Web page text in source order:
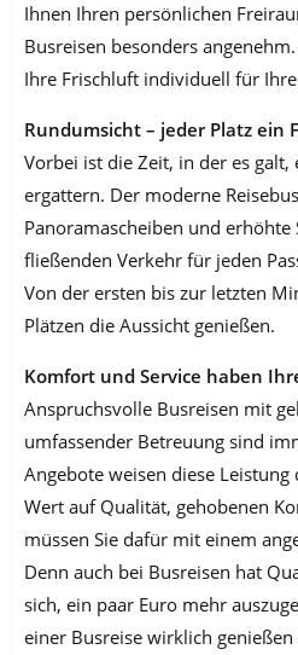
Ihnen Ihren persönlichen
Busreisen besonders
Ihre Frischluft individuell für
Rundumsicht – jeder Platz ein
Vorbei ist die Zeit, in der es galt,
ergattern. Der moderne
Panoramascheiben und
fließenden Verkehr für jeden
Von der ersten bis zur letzten
Plätzen die Aussicht genießen.
Komfort und Service haben
Anspruchsvolle Busreisen mit
umfassender Betreuung sind
Angebote weisen diese Leistung
Wert auf Qualität, gehobenen
müssen Sie dafür mit einem
Denn auch bei Busreisen hat
sich, ein paar Euro mehr
einer Busreise wirklich genießen